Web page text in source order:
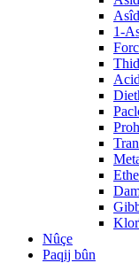
1-
Nûçe
Paqij bûn